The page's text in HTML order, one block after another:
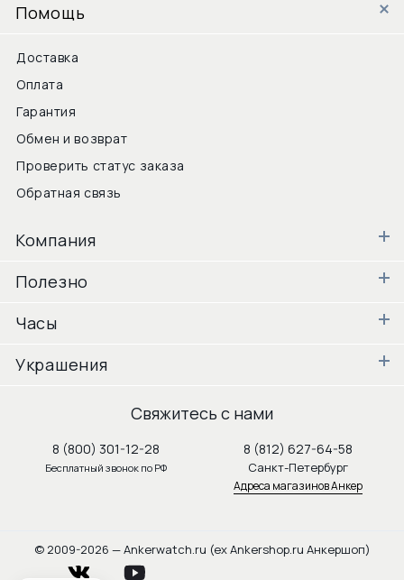
Помощь
Доставка
Оплата
Гарантия
Обмен и возврат
Проверить статус заказа
Обратная связь
Компания
Полезно
Часы
Украшения
Свяжитесь с нами
8 (800) 301-12-28
Бесплатный звонок по РФ
8 (812) 627-64-58
Санкт-Петербург
Адреса магазинов Анкер
© 2009-2026 — Ankerwatch.ru (ex Ankershop.ru Анкершоп)
vkontakte youtube